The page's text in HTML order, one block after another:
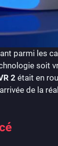
parmi les
soit
2 était en
de la